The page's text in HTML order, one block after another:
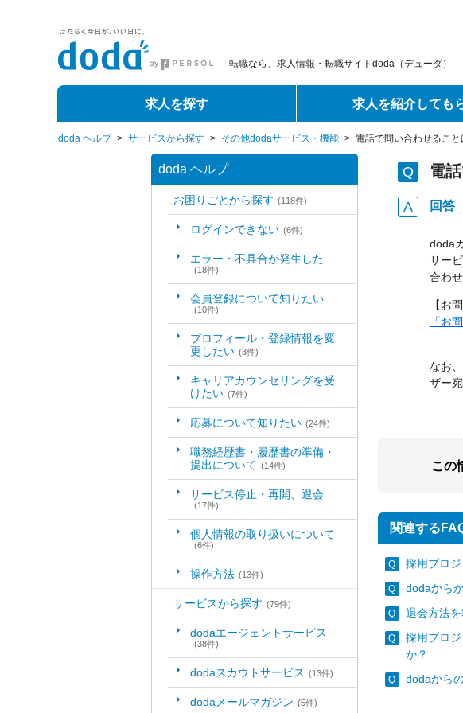
転職なら、求人情報・転職サイトdoda（デューダ）
求人を探す 求人を紹介しても
doda ヘルプ > サービスから探す > その他dodaサービス・機能 > 電話で問い合わせること
doda ヘルプ
お困りごとから探す (118件)
ログインできない (6件)
エラー・不具合が発生した
(18件)
会員登録について知りたい
(10件)
プロフィール・登録情報を変
更したい (3件)
キャリアカウンセリングを受
けたい (7件)
応募について知りたい (24件)
職務経歴書・履歴書の準備・
提出について (14件)
サービス停止・再開、退会
(17件)
個人情報の取り扱いについて
(6件)
操作方法 (13件)
サービスから探す (79件)
dodaエージェントサービス
(38件)
dodaスカウトサービス (13件)
dodaメールマガジン (5件)
電
回答
doda
サー
合わ
【お
「お
なお
ザー
この
関連する
採用プロ
dodaから
退会方法
採用プロ
か？
dodaから